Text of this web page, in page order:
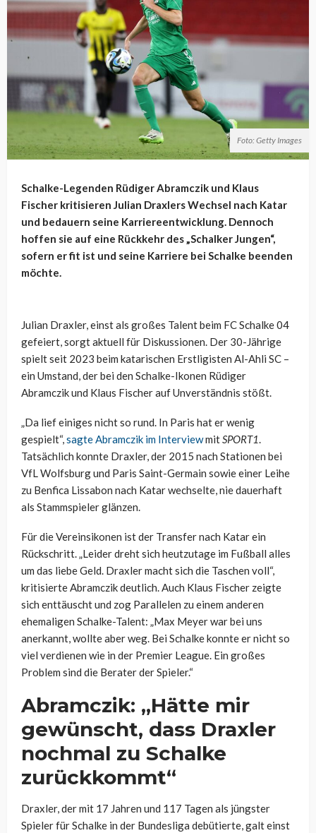
Foto: Getty Images
Schalke-Legenden Rüdiger Abramczik und Klaus
Fischer kritisieren Julian Draxlers Wechsel nach Katar
und bedauern seine Karriereentwicklung. Dennoch
hoffen sie auf eine Rückkehr des „Schalker Jungen“,
sofern er fit ist und seine Karriere bei Schalke beenden
möchte.
Julian Draxler, einst als großes Talent beim FC Schalke 04
gefeiert, sorgt aktuell für Diskussionen. Der 30-Jährige
spielt seit 2023 beim katarischen Erstligisten Al-Ahli SC –
ein Umstand, der bei den Schalke-Ikonen Rüdiger
Abramczik und Klaus Fischer auf Unverständnis stößt.
„Da lief einiges nicht so rund. In Paris hat er wenig
gespielt“,sagte Abramczik im InterviewmitSPORT1.
Tatsächlich konnte Draxler, der 2015 nach Stationen bei
VfL Wolfsburg und Paris Saint-Germain sowie einer Leihe
zu Benfica Lissabon nach Katar wechselte, nie dauerhaft
als Stammspieler glänzen.
Für die Vereinsikonen ist der Transfer nach Katar ein
Rückschritt. „Leider dreht sich heutzutage im Fußball alles
um das liebe Geld. Draxler macht sich die Taschen voll“,
kritisierte Abramczik deutlich. Auch Klaus Fischer zeigte
sich enttäuscht und zog Parallelen zu einem anderen
ehemaligen Schalke-Talent: „Max Meyer war bei uns
anerkannt, wollte aber weg. Bei Schalke konnte er nicht so
viel verdienen wie in der Premier League. Ein großes
Problem sind die Berater der Spieler.“
Abramczik: „Hätte mir
gewünscht, dass Draxler
nochmal zu Schalke
zurückkommt“
Draxler, der mit 17 Jahren und 117 Tagen als jüngster
Spieler für Schalke in der Bundesliga debütierte, galt einst